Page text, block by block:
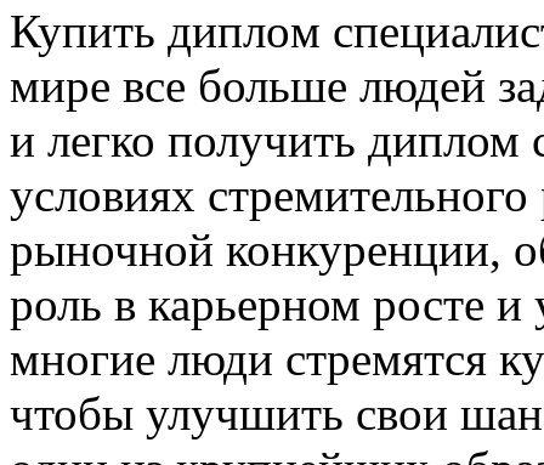
Купить диплoм
мире все больше людей
и легко получить диплом
условиях
рыночной конкуренции,
роль в карьерном росте
многие люди стремятся
чтобы улучшить свои